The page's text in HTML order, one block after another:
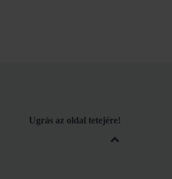
Ugrás az oldal tetejére!